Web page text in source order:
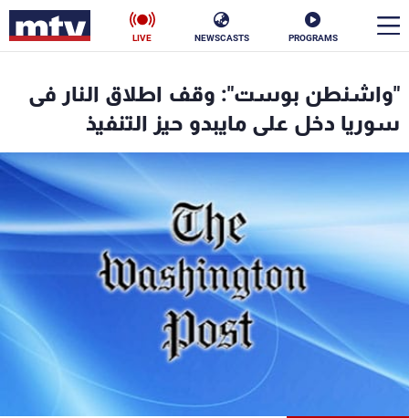
PROGRAMS
NEWSCASTS
LIVE
"واشنطن بوست": وقف اطلاق النار فى
سوريا دخل على مايبدو حيز التنفيذ
ناس
إقتصاد فن
منوعات رياضة
كأس العالم
البرامج